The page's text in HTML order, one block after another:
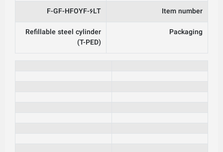
Item number
F-GF-HFOYF-6LT
Packaging
Refillable steel cylinder
(T-PED)